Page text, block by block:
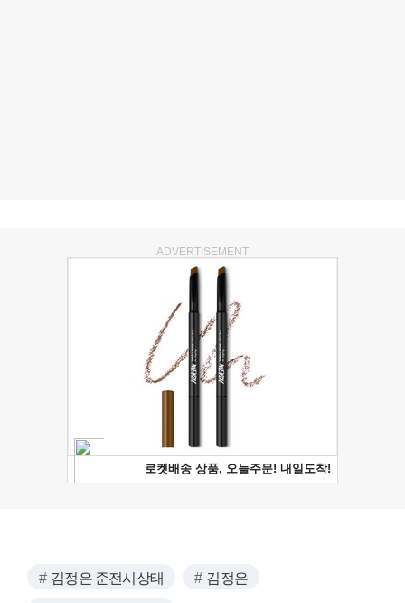
ADVERTISEMENT
김정은 준전시상태 김정은